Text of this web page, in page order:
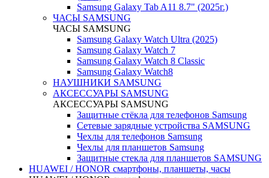
Samsung Galaxy Tab A11 8.7" (2025г.)
ЧАСЫ SAMSUNG
ЧАСЫ SAMSUNG
Samsung Galaxy Watch Ultra (2025)
Samsung Galaxy Watch 7
Samsung Galaxy Watch 8 Classic
Samsung Galaxy Watch8
НАУШНИКИ SAMSUNG
АКСЕССУАРЫ SAMSUNG
АКСЕССУАРЫ SAMSUNG
Защитные стёкла для телефонов Samsung
Сетевые зарядные устройства SAMSUNG
Чехлы для телефонов Samsung
Чехлы для планшетов Samsung
Защитные стекла для планшетов SAMSUNG
HUAWEI / HONOR cмартфоны, планшеты, часы